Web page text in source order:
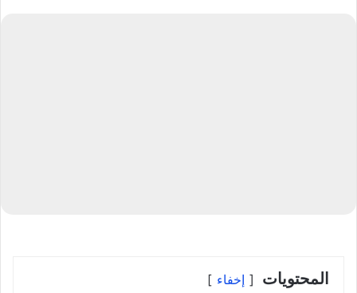
المحتويات إخفاء